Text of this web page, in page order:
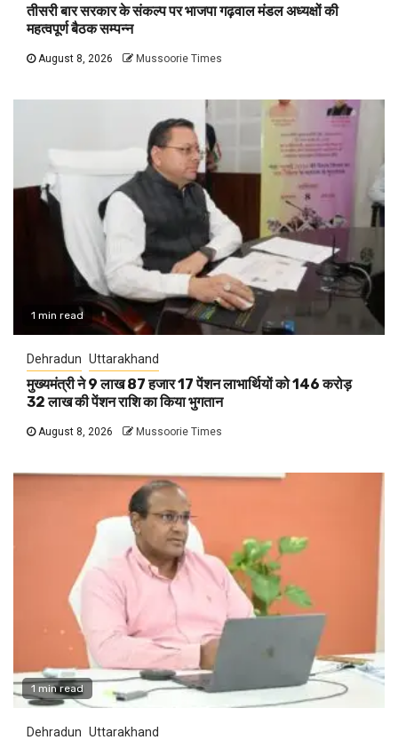
तीसरी बार सरकार के संकल्प पर भाजपा गढ़वाल मंडल अध्यक्षों की
महत्वपूर्ण बैठक सम्पन्न
August 8, 2026 Mussoorie Times
1 min read
Dehradun Uttarakhand
मुख्यमंत्री ने 9 लाख 87 हजार 17 पेंशन लाभार्थियों को 146 करोड़
32 लाख की पेंशन राशि का किया भुगतान
August 8, 2026 Mussoorie Times
1 min read
Dehradun Uttarakhand